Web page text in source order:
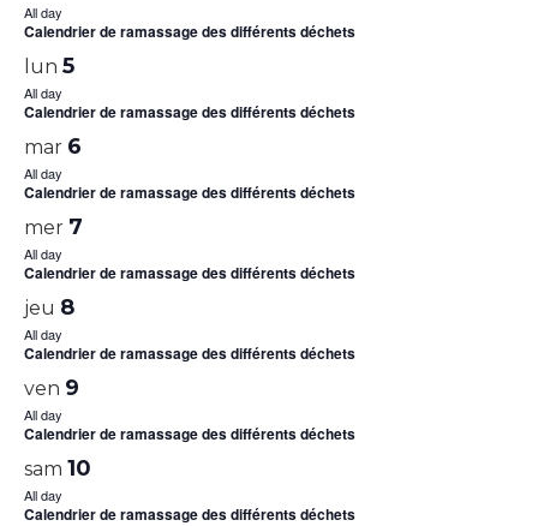
All day
Calendrier de ramassage des différents déchets
lun 5
All day
Calendrier de ramassage des différents déchets
mar 6
All day
Calendrier de ramassage des différents déchets
mer 7
All day
Calendrier de ramassage des différents déchets
jeu 8
All day
Calendrier de ramassage des différents déchets
ven 9
All day
Calendrier de ramassage des différents déchets
sam 10
All day
Calendrier de ramassage des différents déchets